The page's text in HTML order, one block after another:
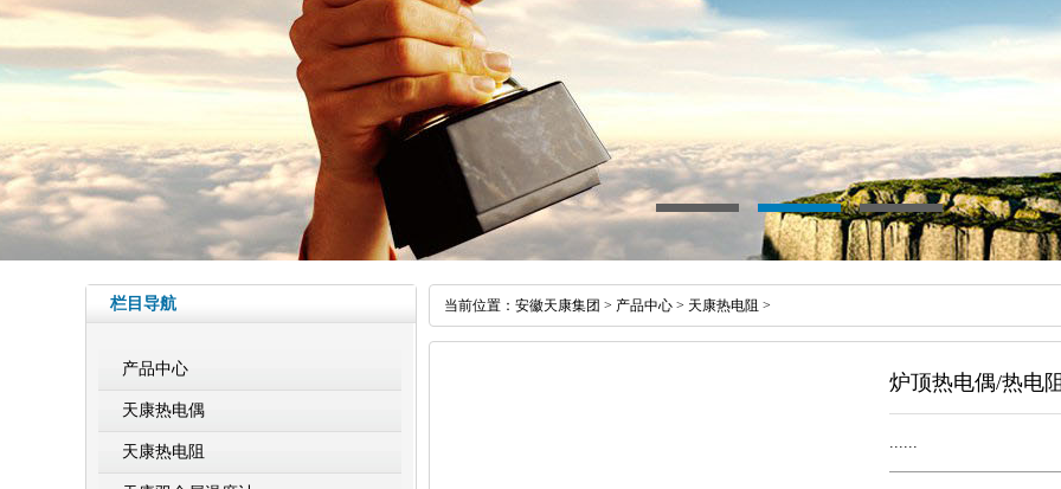
栏目导航
产品中心
天康热电偶
天康热电阻
当前位置： 安徽天康集团 > 产品中心 > 天康热电阻 >
炉顶热电偶/热电
......